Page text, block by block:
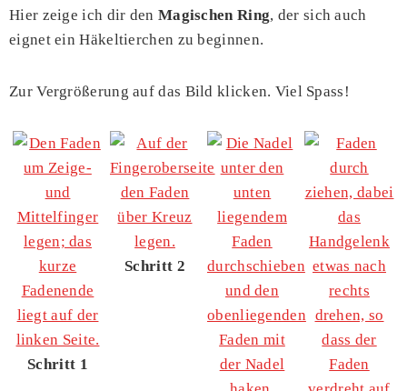
Hier zeige ich dir den Magischen Ring, der sich auch
eignet ein Häkeltierchen zu beginnen.
Zur Vergrößerung auf das Bild klicken. Viel Spass!
Schritt 1
Schritt 2